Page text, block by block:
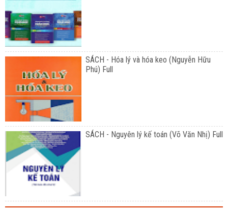
SÁCH - Hóa lý và hóa keo (Nguyễn Hữu
Phú) Full
SÁCH - Nguyên lý kế toán (Võ Văn Nhị) Full